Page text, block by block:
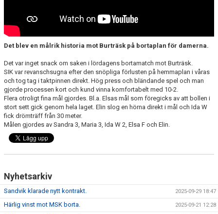
Det blev en målrik historia mot Burträsk på bortaplan för damerna.
Det var inget snack om saken i lördagens bortamatch mot Burträsk.
SIK var revanschsugna efter den snöpliga förlusten på hemmaplan i våras
och tog tag i taktpinnen direkt. Hög press och bländande spel och man
gjorde processen kort och kund vinna komfortabelt med 10-2.
Flera otroligt fina mål gjordes. Bl.a. Elsas mål som föregicks av att bollen i
stort sett gick genom hela laget. Elin slog en hörna direkt i mål och Ida W
fick drömträff från 30 meter.
Målen gjordes av Sandra 3, Maria 3, Ida W 2, Elsa F och Elin.
Nyhetsarkiv
Sandvik klarade nytt kontrakt. 2025-09-29 18:47
Härlig vinst mot MSK borta. 2025-09-21 12:28